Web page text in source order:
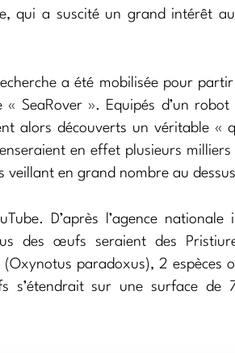
qui a suscité un grand intérêt
a été mobilisée pour
« SeaRover ». Equipés d’un
alors découverts un véritable «
en effet plusieurs
veillant en grand nombre au
D’après l’agence nationale
des œufs seraient des
paradoxus), 2 espèces
s’étendrait sur une surface